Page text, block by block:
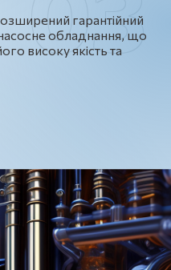
гарантійний
обладнання, що
високу якість та